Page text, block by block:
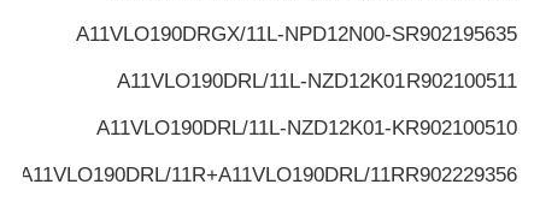
R902195635
A11VLO190DRGX/11L-NPD12N00-S
R902100511
A11VLO190DRL/11L-NZD12K01
R902100510
A11VLO190DRL/11L-NZD12K01-K
R902229356
A11VLO190DRL/11R+A11VLO190DRL/11R